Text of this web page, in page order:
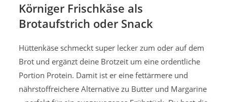
Körniger Frischkäse als
Brotaufstrich oder Snack
Hüttenkäse schmeckt super lecker zum oder auf dem
Brot und ergänzt deine Brotzeit um eine ordentliche
Portion Protein. Damit ist er eine fettärmere und
nährstoffreichere Alternative zu Butter und Margarine